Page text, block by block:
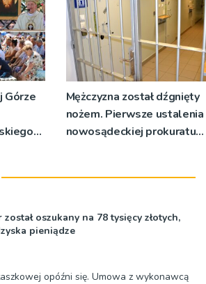
Górze
Mężczyzna został dźgnięty
nożem. Pierwsze ustalenia
nowosądeckiej prokuratury
został oszukany na 78 tysięcy złotych,
pieniądze
opóźni się. Umowa z wykonawcą